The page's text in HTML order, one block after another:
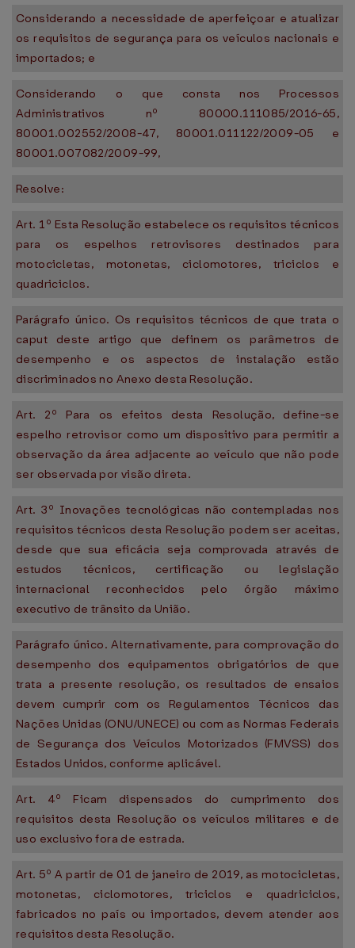
Considerando a necessidade de aperfeiçoar e atualizar
os requisitos de segurança para os veículos nacionais e
importados; e
Considerando o que consta nos Processos
Administrativos nº 80000.111085/2016-65,
80001.002552/2008-47, 80001.011122/2009-05 e
80001.007082/2009-99,
Resolve:
Art. 1º Esta Resolução estabelece os requisitos técnicos
para os espelhos retrovisores destinados para
motocicletas, motonetas, ciclomotores, triciclos e
quadriciclos.
Parágrafo único. Os requisitos técnicos de que trata o
caput deste artigo que definem os parâmetros de
desempenho e os aspectos de instalação estão
discriminados no Anexo desta Resolução.
Art. 2º Para os efeitos desta Resolução, define-se
espelho retrovisor como um dispositivo para permitir a
observação da área adjacente ao veículo que não pode
ser observada por visão direta.
Art. 3º Inovações tecnológicas não contempladas nos
requisitos técnicos desta Resolução podem ser aceitas,
desde que sua eficácia seja comprovada através de
estudos técnicos, certificação ou legislação
internacional reconhecidos pelo órgão máximo
executivo de trânsito da União.
Parágrafo único. Alternativamente, para comprovação do
desempenho dos equipamentos obrigatórios de que
trata a presente resolução, os resultados de ensaios
devem cumprir com os Regulamentos Técnicos das
Nações Unidas (ONU/UNECE) ou com as Normas Federais
de Segurança dos Veículos Motorizados (FMVSS) dos
Estados Unidos, conforme aplicável.
Art. 4º Ficam dispensados do cumprimento dos
requisitos desta Resolução os veículos militares e de
uso exclusivo fora de estrada.
Art. 5º A partir de 01 de janeiro de 2019, as motocicletas,
motonetas, ciclomotores, triciclos e quadriciclos,
fabricados no país ou importados, devem atender aos
requisitos desta Resolução.